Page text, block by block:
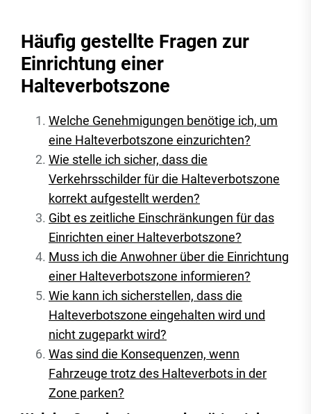
Häufig gestellte Fragen zur
Einrichtung einer
Halteverbotszone
Welche Genehmigungen benötige ich, um
eine Halteverbotszone einzurichten?
Wie stelle ich sicher, dass die
Verkehrsschilder für die Halteverbotszone
korrekt aufgestellt werden?
Gibt es zeitliche Einschränkungen für das
Einrichten einer Halteverbotszone?
Muss ich die Anwohner über die Einrichtung
einer Halteverbotszone informieren?
Wie kann ich sicherstellen, dass die
Halteverbotszone eingehalten wird und
nicht zugeparkt wird?
Was sind die Konsequenzen, wenn
Fahrzeuge trotz des Halteverbots in der
Zone parken?